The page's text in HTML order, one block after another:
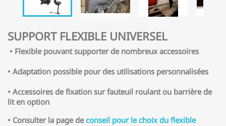
SUPPORT FLEXIBLE UNIVERSEL
• Flexible pouvant supporter de nombreux accessoires
• Adaptation possible pour des utilisations personnalisées
• Accessoires de fixation sur fauteuil roulant ou barrière de
lit en option
• Consulter la page deconseil pour le choix du flexible